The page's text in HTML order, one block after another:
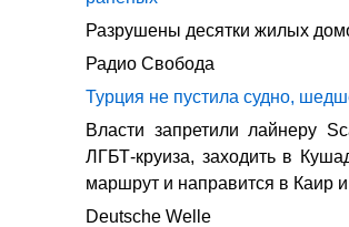
Разрушены десятки жилых
Радио Свобода
Турция не пустила судно,
Власти запретили лайнеру
ЛГБТ-круиза, заходить в
маршрут и направится в Каир и
Deutsche Welle